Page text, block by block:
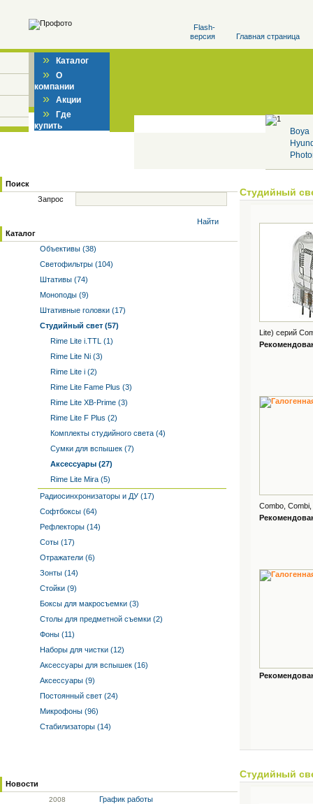
Flash-
версия
Главная страница
» Каталог
» О
компании
» Акции
» Где
купить
Boya
Поиск
Запрос
Найти
Каталог
Объективы (38)
Светофильтры (104)
Штативы (74)
Моноподы (9)
Штативные головки (17)
Студийный свет (57)
Rime Lite i.TTL (1)
Rime Lite Ni (3)
Rime Lite i (2)
Rime Lite Fame Plus (3)
Rime Lite XB-Prime (3)
Rime Lite F Plus (2)
Комплекты студийного света (4)
Сумки для вспышек (7)
Аксессуары (27)
Rime Lite Mira (5)
Радиосинхронизаторы и ДУ (17)
Софтбоксы (64)
Рефлекторы (14)
Соты (17)
Отражатели (6)
Зонты (14)
Стойки (9)
Боксы для макросъемки (3)
Столы для предметной съемки (2)
Фоны (11)
Наборы для чистки (12)
Аксессуары для вспышек (16)
Аксессуары (9)
Постоянный свет (24)
Микрофоны (96)
Стабилизаторы (14)
Новости
2008 График работы
Студийный
Lite) серий
Combo,
Студийный